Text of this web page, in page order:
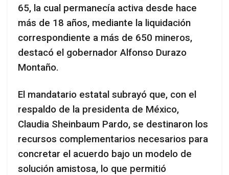
65, la cual permanecía activa desde hace
más de 18 años, mediante la liquidación
correspondiente a más de 650 mineros,
destacó el gobernador Alfonso Durazo
Montaño.
El mandatario estatal subrayó que, con el
respaldo de la presidenta de México,
Claudia Sheinbaum Pardo, se destinaron los
recursos complementarios necesarios para
concretar el acuerdo bajo un modelo de
solución amistosa, lo que permitió